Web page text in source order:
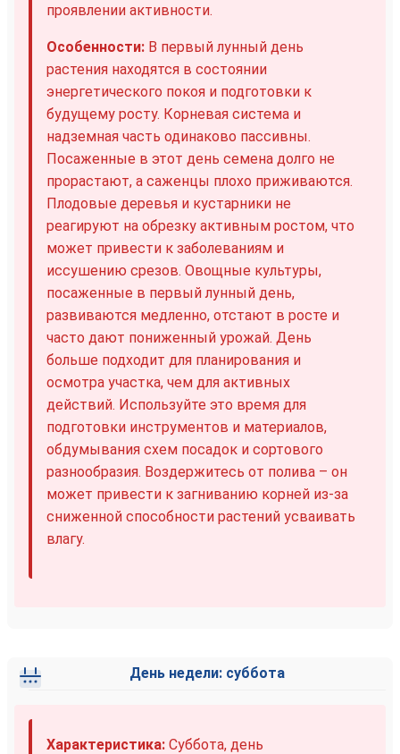
проявлении активности.
Особенности: В первый лунный день
растения находятся в состоянии
энергетического покоя и подготовки к
будущему росту. Корневая система и
надземная часть одинаково пассивны.
Посаженные в этот день семена долго не
прорастают, а саженцы плохо приживаются.
Плодовые деревья и кустарники не
реагируют на обрезку активным ростом, что
может привести к заболеваниям и
иссушению срезов. Овощные культуры,
посаженные в первый лунный день,
развиваются медленно, отстают в росте и
часто дают пониженный урожай. День
больше подходит для планирования и
осмотра участка, чем для активных
действий. Используйте это время для
подготовки инструментов и материалов,
обдумывания схем посадок и сортового
разнообразия. Воздержитесь от полива – он
может привести к загниванию корней из-за
сниженной способности растений усваивать
влагу.
День недели: суббота
Характеристика: Суббота, день